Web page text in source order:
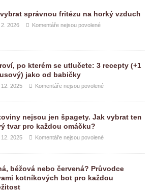
správnou fritézu na horký vzduch
2. 2026 Komentáře nejsou povolené
po kterém se utlučete: 3 recepty (+1
jako od babičky
12. 2025 Komentáře nejsou povolené
nejsou jen špagety. Jak vybrat ten
tvar pro každou omáčku?
12. 2025 Komentáře nejsou povolené
béžová nebo červená? Průvodce
kotníkových bot pro každou